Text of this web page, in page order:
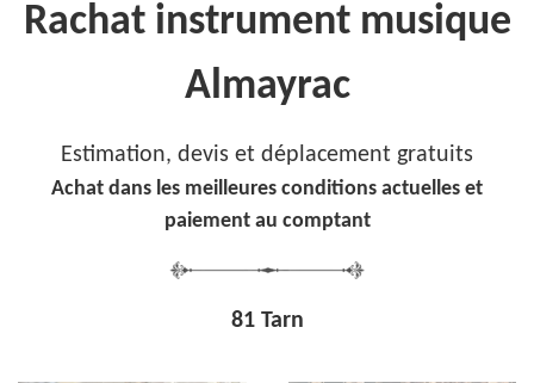
Rachat instrument musique
Almayrac
Estimation, devis et déplacement gratuits
Achat dans les meilleures conditions actuelles et
paiement au comptant
81 Tarn